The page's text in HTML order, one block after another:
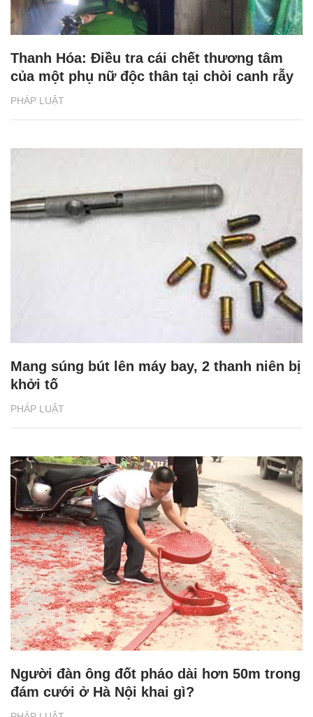
PHÁP LUẬT
Thanh Hóa: Điều tra cái chết thương tâm
của một phụ nữ độc thân tại chòi canh rẫy
PHÁP LUẬT
Mang súng bút lên máy bay, 2 thanh niên bị
khởi tố
Người đàn ông đốt pháo dài hơn 50m trong
đám cưới ở Hà Nội khai gì?